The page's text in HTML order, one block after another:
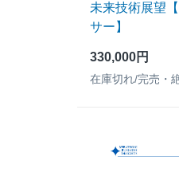
未来技術展望
サー】
330,000円
在庫切れ/完売・